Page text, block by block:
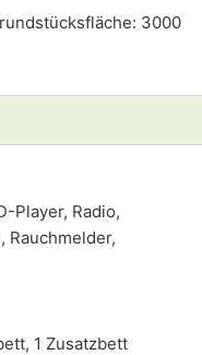
3000
Player, Radio,
Rauchmelder,
1 Zusatzbett